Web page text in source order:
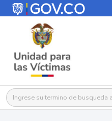
Buscar: